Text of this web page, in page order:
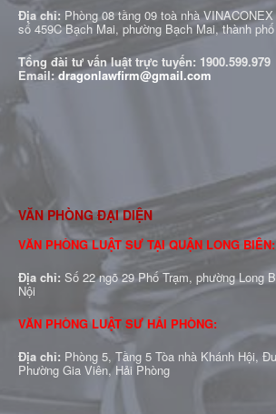
Địa chỉ: Phòng 08 tầng 09 toà nhà
số 459C Bạch Mai, phường Bạch Mai, thành
Tổng đài tư vấn luật trực tuyến: 1900.599.979
Email:dragonlawfirm@gmail.com
VĂN PHÒNG ĐẠI DIỆN
VĂN PHÒNG LUẬT SƯ TẠI QUẬN LONG BIÊN:
Địa chỉ: Số 22 ngõ 29 Phố Trạm, phường Long
Nội
VĂN PHÒNG LUẬT SƯ HẢI PHÒNG:
Địa chỉ: Phòng 5, Tầng 5 Tòa nhà Khánh Hội,
Phường Gia Viên, Hải Phòng